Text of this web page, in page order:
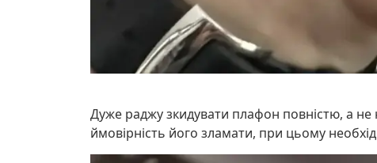
Дуже раджу зкидувати плафон повністю, а не
ймовірність його зламати, при цьому